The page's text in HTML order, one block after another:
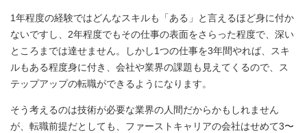
1年程度の経験ではどんなスキルも「ある」と言えるほど身に付か
ないですし、2年程度でもその仕事の表面をさらった程度で、深い
ところまでは達せません。しかし1つの仕事を3年間やれば、スキ
ルもある程度身に付き、会社や業界の課題も見えてくるので、ス
テップアップの転職ができるようになります。
そう考えるのは技術が必要な業界の人間だからかもしれません
が、転職前提だとしても、ファーストキャリアの会社はせめて3〜